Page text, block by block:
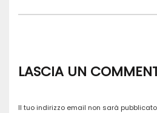
LASCIA UN
Il tuo indirizzo email non sarà